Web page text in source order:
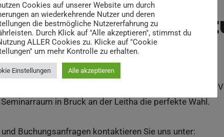
für
Workshops
suchen, der Ihre Anforderungen erfüllt und Ihre
in Bruck an der Leitha die perfekte Wahl.
Buchungsanfragen kontaktieren Sie uns unter:
Cookies auf unserer Website um durch
an wiederkehrende Nutzer und deren
die bestmögliche Nutzererfahrung zu
Durch Klick auf "Alle akzeptieren", stimmst du
ALLER Cookies zu. Klicke auf "Cookie
um mehr Kontrolle zu erhalten.
Einstellungen Alle akzeptieren